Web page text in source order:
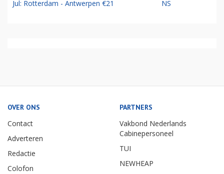
Jul: Rotterdam - Antwerpen €21 NS
OVER ONS
Contact
Adverteren
Redactie
Colofon
PARTNERS
Vakbond Nederlands
Cabinepersoneel
TUI
NEWHEAP